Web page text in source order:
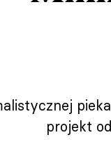
projekt